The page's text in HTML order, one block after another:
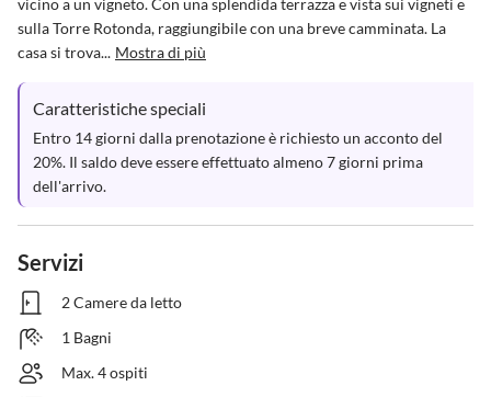
vicino a un vigneto. Con una splendida terrazza e vista sui vigneti e
sulla Torre Rotonda, raggiungibile con una breve camminata. La
casa si trova... Mostra di più
Caratteristiche speciali
Entro 14 giorni dalla prenotazione è richiesto un acconto del
20%. Il saldo deve essere effettuato almeno 7 giorni prima
dell'arrivo.
Servizi
2 Camere da letto
1 Bagni
Max. 4 ospiti